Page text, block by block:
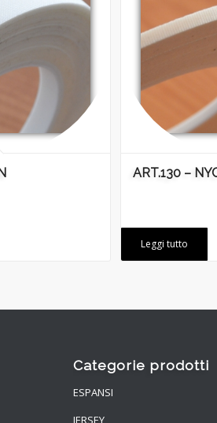
ART.130 –
Leggi tutto
Categorie prodotti
ESPANSI